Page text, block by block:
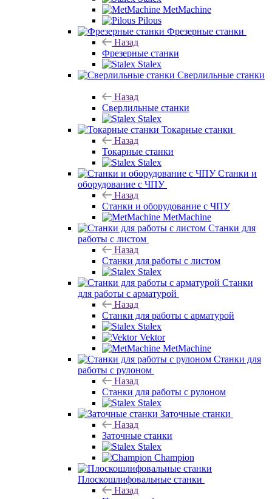
Pilous
Назад
Фрезерные станки
Stalex
Сверлильные станки
Stalex
Назад
Токарные станки
Stalex
Станки и оборудование с ЧПУ
Назад
Станки и оборудование с ЧПУ
Станки для
работы с листом
Назад
Станки для работы с листом
Stalex
для работы с арматурой
Назад
Станки для работы с арматурой
Stalex
Vektor
работы с рулоном
Назад
Станки для работы с рулоном
Stalex
Заточные станки
Назад
Заточные станки
Stalex
Champion
Плоскошлифовальные станки
Назад
Плоскошлифовальные станки
Stalex